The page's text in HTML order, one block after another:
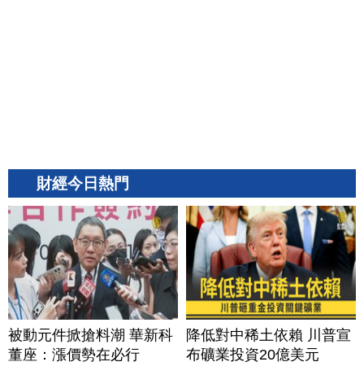
財經今日熱門
被動元件掀搶料潮 華新科
董座：漲價勢在必行
降低對中稀土依賴 川普宣
布礦業投資20億美元